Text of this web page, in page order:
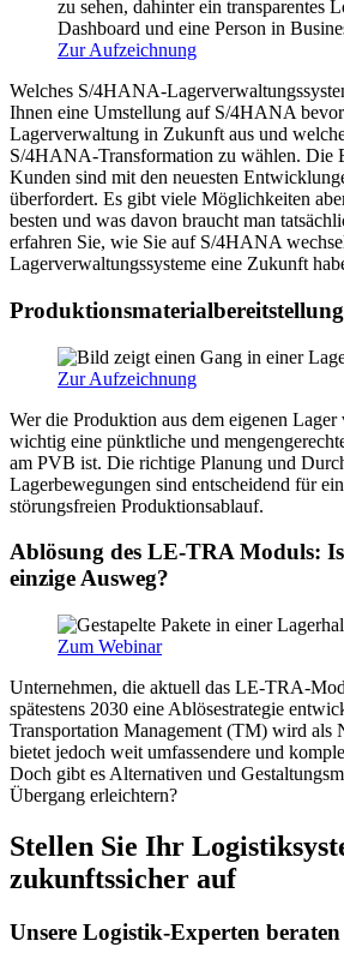
Zur Aufzeichnung
Welches S/4HANA-
Ihnen eine Umstellung auf S/4HANA
Lagerverwaltung in Zukunft aus und
S/4HANA-Transformation zu wählen. Die
Kunden sind mit den neuesten
überfordert. Es gibt viele Möglichkeiten
besten und was davon braucht man
erfahren Sie, wie Sie auf S/4HANA
Lagerverwaltungssysteme eine Zukunft
Zur Aufzeichnung
Wer die Produktion aus dem eigenen
wichtig eine pünktliche und
am PVB ist. Die richtige Planung und
Lagerbewegungen sind entscheidend für
störungsfreien Produktionsablauf.
Ablösung des LE-TRA Moduls:
einzige Ausweg?
Zum Webinar
Unternehmen, die aktuell das LE-TRA-
spätestens 2030 eine Ablösestrategie
Transportation Management (TM) wird als
bietet jedoch weit umfassendere und
Doch gibt es Alternativen und
Übergang erleichtern?
Stellen Sie Ihr
zukunftssicher auf
Unsere Logistik-Experten beraten